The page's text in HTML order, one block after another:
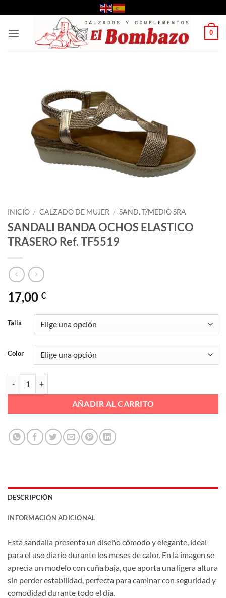
al
contenido
0
INICIO / CALZADO DE MUJER / SAND. T/MEDIO SRA
SANDALI BANDA OCHOS ELASTICO
TRASERO Ref. TF5519
17,00 €
Talla
Color
AÑADIR AL CARRITO
DESCRIPCIÓN
INFORMACIÓN ADICIONAL
Esta sandalia presenta un diseño cómodo y elegante, ideal
para el uso diario durante los meses de calor. En la imagen se
aprecia un modelo con cuña baja, que aporta una ligera altura
sin perder estabilidad, perfecta para caminar con seguridad y
comodidad durante todo el día.